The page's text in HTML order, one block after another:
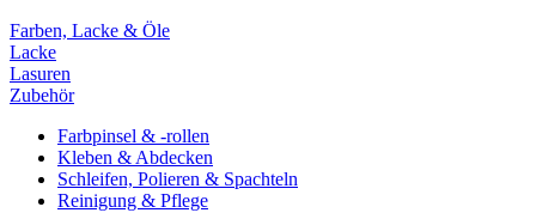
Farben, Lacke & Öle
Lacke
Lasuren
Zubehör
Farbpinsel & -rollen
Kleben & Abdecken
Schleifen, Polieren & Spachteln
Reinigung & Pflege